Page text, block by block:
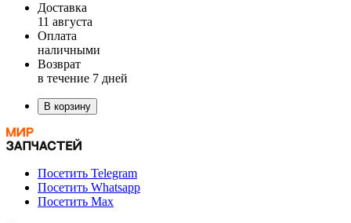
Доставка
11 августа
Оплата
наличными
Возврат
в течение 7 дней
В корзину
Посетить Telegram
Посетить Whatsapp
Посетить Max